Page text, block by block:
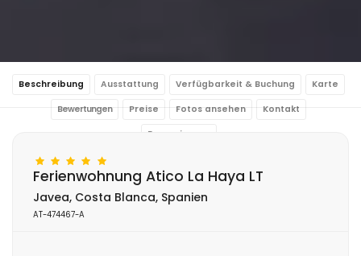
Beschreibung Ausstattung Verfügbarkeit & Buchung Karte
Bewertungen Preise Fotos ansehen Kontakt
Reservierung
Ferienwohnung Atico La Haya LT
Javea, Costa Blanca, Spanien
AT-474467-A